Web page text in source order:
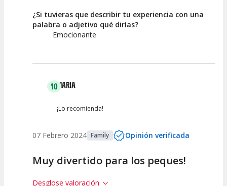
Actividad
Personal /
Guia
¿Si tuvieras que describir tu experiencia con una
palabra o adjetivo qué dirías?
Emocionante
10MARIA
¡Lo recomienda!
07 Febrero 2024 Family Opinión verificada
Muy divertido para los peques!
Desglose valoración